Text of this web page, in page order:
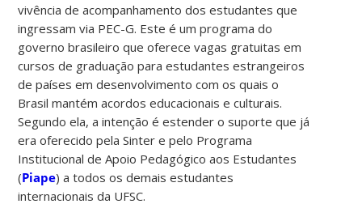
vivência de acompanhamento dos estudantes que
ingressam via PEC-G. Este é um programa do
governo brasileiro que oferece vagas gratuitas em
cursos de graduação para estudantes estrangeiros
de países em desenvolvimento com os quais o
Brasil mantém acordos educacionais e culturais.
Segundo ela, a intenção é estender o suporte que já
era oferecido pela Sinter e pelo Programa
Institucional de Apoio Pedagógico aos Estudantes
(Piape) a todos os demais estudantes
internacionais da UFSC.